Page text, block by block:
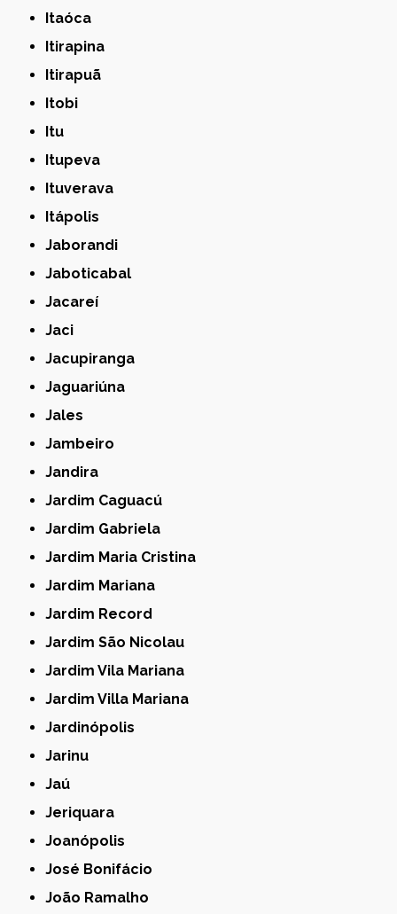
Itaóca
Itirapina
Itirapuã
Itobi
Itu
Itupeva
Ituverava
Itápolis
Jaborandi
Jaboticabal
Jacareí
Jaci
Jacupiranga
Jaguariúna
Jales
Jambeiro
Jandira
Jardim Caguacú
Jardim Gabriela
Jardim Maria Cristina
Jardim Mariana
Jardim Record
Jardim São Nicolau
Jardim Vila Mariana
Jardim Villa Mariana
Jardinópolis
Jarinu
Jaú
Jeriquara
Joanópolis
José Bonifácio
João Ramalho